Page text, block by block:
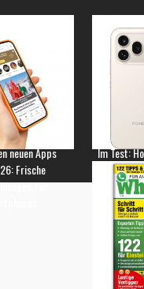
neuen Apps
Frische
für
Im Test: